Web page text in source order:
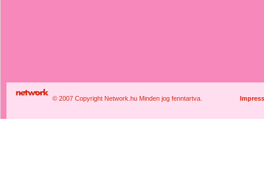
© 2007 Copyright Network.hu Minden jog fenntartva.